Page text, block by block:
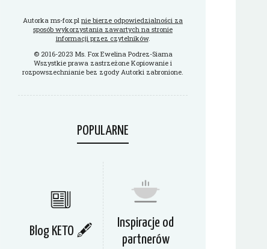
Autorka ms-fox.pl nie bierze odpowiedzialności za
sposób wykorzystania zawartych na stronie
informacji przez czytelników.
© 2016-2023 Ms. Fox Ewelina Podrez-Siama
Wszystkie prawa zastrzeżone Kopiowanie i
rozpowszechnianie bez zgody Autorki zabronione.
POPULARNE
Blog KETO 🖋
Inspiracje od
partnerów